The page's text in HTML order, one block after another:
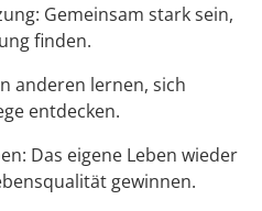
Gemeinsam stark sein,
finden.
anderen lernen, sich
entdecken.
Das eigene Leben wieder
gewinnen.